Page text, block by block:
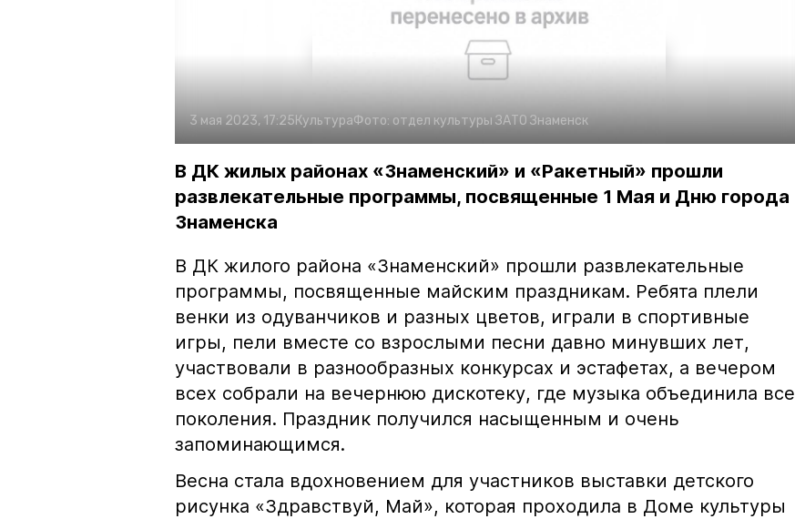
3 мая 2023, 17:25КультураФото: отдел культуры ЗАТО Знаменск
В ДК жилых районах «Знаменский» и «Ракетный» прошли
развлекательные программы, посвященные 1 Мая и Дню города
Знаменска
В ДК жилого района «Знаменский» прошли развлекательные
программы, посвященные майским праздникам. Ребята плели
венки из одуванчиков и разных цветов, играли в спортивные
игры, пели вместе со взрослыми песни давно минувших лет,
участвовали в разнообразных конкурсах и эстафетах, а вечером
всех собрали на вечернюю дискотеку, где музыка объединила все
поколения. Праздник получился насыщенным и очень
запоминающимся.
Весна стала вдохновением для участников выставки детского
рисунка «Здравствуй, Май», которая проходила в Доме культуры